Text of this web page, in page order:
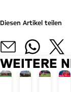
Diesen Artikel teilen
WEITERE
AUDI JETZT